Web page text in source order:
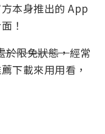
本身推出的 App
！
於限免狀態，經常
下載來用用看，